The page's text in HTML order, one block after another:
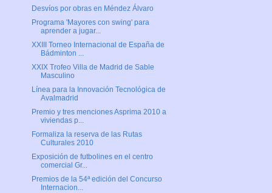
Desvíos por obras en Méndez Álvaro
Programa 'Mayores con swing' para
aprender a jugar...
XXIII Torneo Internacional de España de
Bádminton ...
XXIX Trofeo Villa de Madrid de Sable
Masculino
Línea para la Innovación Tecnológica de
Avalmadrid
Premio y tres menciones Asprima 2010 a
viviendas p...
Formaliza la reserva de las Rutas
Culturales 2010
Exposición de futbolines en el centro
comercial Gr...
Premios de la 54ª edición del Concurso
Internacion...